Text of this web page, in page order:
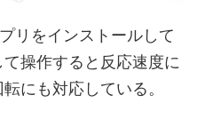
リをインストールして
操作すると反応速度に
にも対応している。